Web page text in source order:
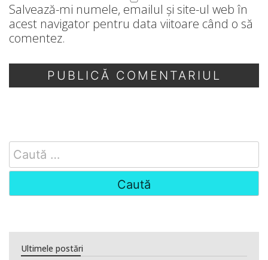
Salvează-mi numele, emailul și site-ul web în
acest navigator pentru data viitoare când o să
comentez.
Search
for:
Ultimele postări